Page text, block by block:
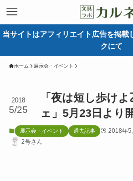
当サイトはアフィリエイト広告を掲載
クにて
ホーム 展示会・イベント
「夜は短し歩け
ェ」5月23日より
2018
5/25
展示会・イベント 過去記事 2018年5
2号さん